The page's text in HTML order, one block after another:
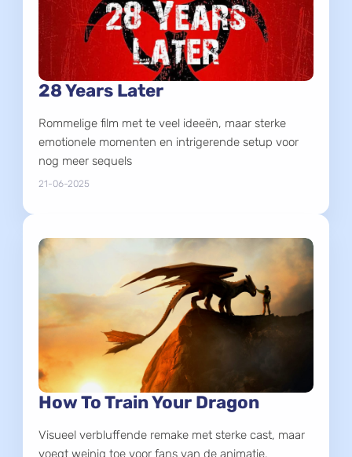
28 Years Later
Rommelige film met te veel ideeën, maar sterke
emotionele momenten en intrigerende setup voor
nog meer sequels
21-06-2025
How To Train Your Dragon
Visueel verbluffende remake met sterke cast, maar
voegt weinig toe voor fans van de animatie.